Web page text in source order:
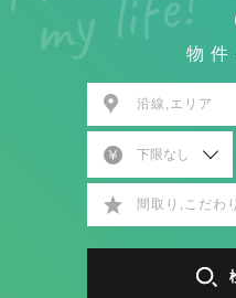
物件
沿線,エリア
間取り,こだわ